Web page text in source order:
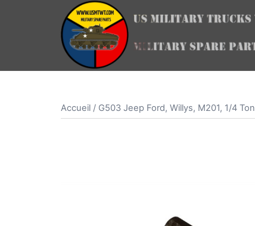
Accueil / G503 Jeep Ford, Willys, M201, 1/4 Ton